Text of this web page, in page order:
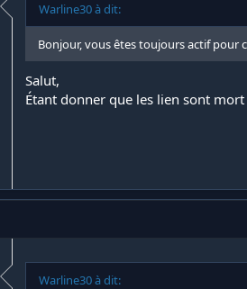
Warline30 à dit:
Bonjour, vous êtes toujours actif pour
Salut,
Étant donner que les lien sont
Warline30 à dit: